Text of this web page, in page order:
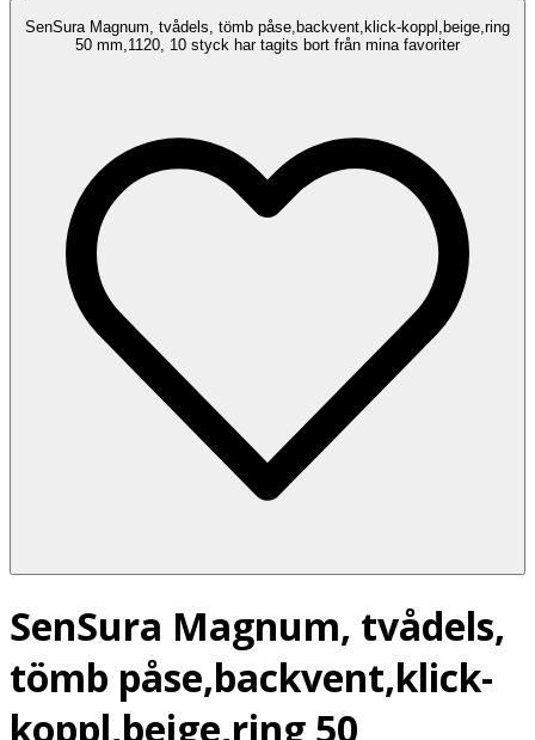
SenSura Magnum, tvådels, tömb påse,backvent,klick-koppl,beige,ring
50 mm,1120, 10 styck har tagits bort från mina favoriter
SenSura Magnum, tvådels,
tömb påse,backvent,klick-
koppl,beige,ring 50